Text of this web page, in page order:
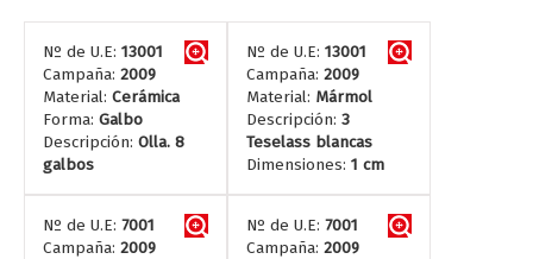
Nº de U.E: 13001
Campaña: 2009
Material: Cerámica
Forma: Galbo
Descripción: Olla. 8
galbos
Nº de U.E: 13001
Campaña: 2009
Material: Mármol
Descripción: 3
Teselass blancas
Dimensiones: 1 cm
Nº de U.E: 7001
Campaña: 2009
Nº de U.E: 7001
Campaña: 2009